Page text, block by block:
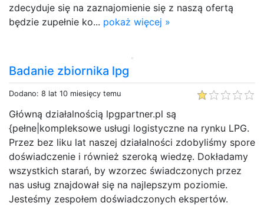
zdecyduje się na zaznajomienie się z naszą ofertą
będzie zupełnie ko... pokaż więcej »
Badanie zbiornika lpg
Dodano: 8 lat 10 miesięcy temu
Główną działalnością lpgpartner.pl są
{pełne|kompleksowe usługi logistyczne na rynku LPG.
Przez bez liku lat naszej działalności zdobyliśmy spore
doświadczenie i również szeroką wiedzę. Dokładamy
wszystkich starań, by wzorzec świadczonych przez
nas usług znajdował się na najlepszym poziomie.
Jesteśmy zespołem doświadczonych ekspertów.